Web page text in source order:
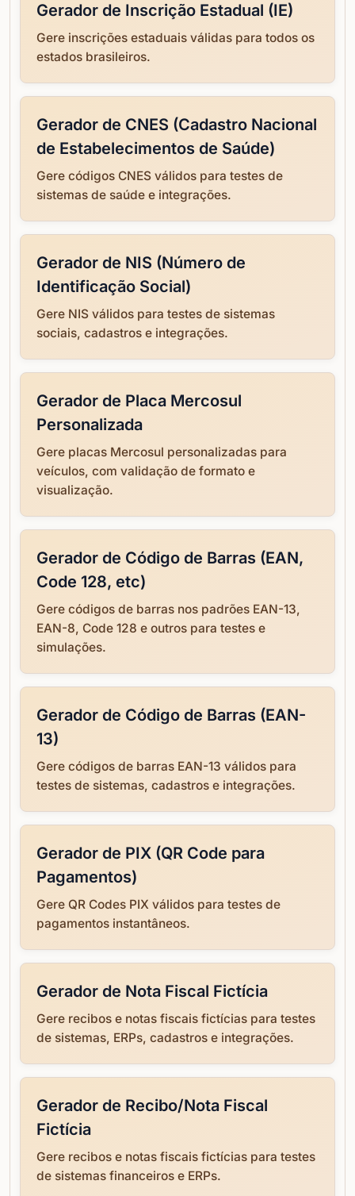
Gerador de Inscrição Estadual (IE)
Gere inscrições estaduais válidas para todos os
estados brasileiros.
Gerador de CNES (Cadastro Nacional
de Estabelecimentos de Saúde)
Gere códigos CNES válidos para testes de
sistemas de saúde e integrações.
Gerador de NIS (Número de
Identificação Social)
Gere NIS válidos para testes de sistemas
sociais, cadastros e integrações.
Gerador de Placa Mercosul
Personalizada
Gere placas Mercosul personalizadas para
veículos, com validação de formato e
visualização.
Gerador de Código de Barras (EAN,
Code 128, etc)
Gere códigos de barras nos padrões EAN-13,
EAN-8, Code 128 e outros para testes e
simulações.
Gerador de Código de Barras (EAN-
13)
Gere códigos de barras EAN-13 válidos para
testes de sistemas, cadastros e integrações.
Gerador de PIX (QR Code para
Pagamentos)
Gere QR Codes PIX válidos para testes de
pagamentos instantâneos.
Gerador de Nota Fiscal Fictícia
Gere recibos e notas fiscais fictícias para testes
de sistemas, ERPs, cadastros e integrações.
Gerador de Recibo/Nota Fiscal
Fictícia
Gere recibos e notas fiscais fictícias para testes
de sistemas financeiros e ERPs.